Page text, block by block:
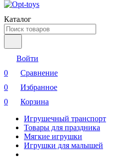
Каталог
Войти
0
Сравнение
0
Избранное
0
Корзина
Игрушечный транспорт
Товары для праздника
Мягкие игрушки
Игрушки для малышей